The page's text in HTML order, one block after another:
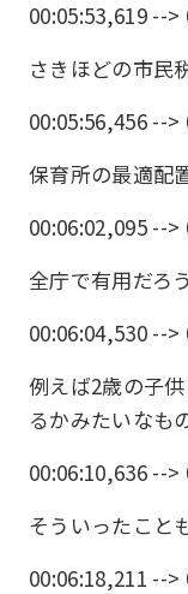
00:05:53,619 -->
さきほどの市民
00:05:56,456 -->
保育所の最適配
00:06:02,095 -->
全庁で有用だろ
00:06:04,530 -->
例えば2歳の子
るかみたいなも
00:06:10,636 -->
そういったこと
00:06:18,211 -->